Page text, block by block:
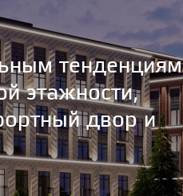
тенденциям
этажности,
двор и